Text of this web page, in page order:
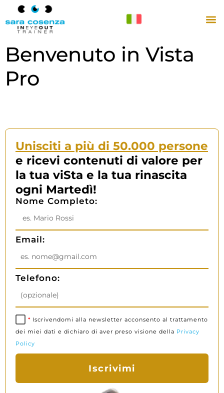
Benvenuto in Vista
Pro
Unisciti a più di 50.000 persone
e ricevi contenuti di valore per
la tua viSta e la tua rinascita
ogni Martedì!
Nome Completo:
Email:
Telefono:
* Iscrivendomi alla newsletter acconsento al trattamento
dei miei dati e dichiaro di aver preso visione della Privacy
Policy
Iscrivimi